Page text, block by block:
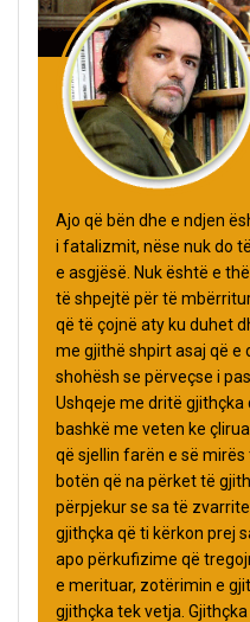
Ajo që bën dhe e ndjen
i fatalizmit, nëse nuk do
e asgjësë. Nuk është e
të shpejtë për të
që të çojnë aty ku duhet
me gjithë shpirt asaj që e
shohësh se përveçse i
Ushqeje me dritë gjithçka
bashkë me veten ke
që sjellin farën e së
botën që na përket të
përpjekur se sa të
gjithçka që ti kërkon prej
apo përkufizime që
e merituar, zotërimin e
gjithçka tek vetja.